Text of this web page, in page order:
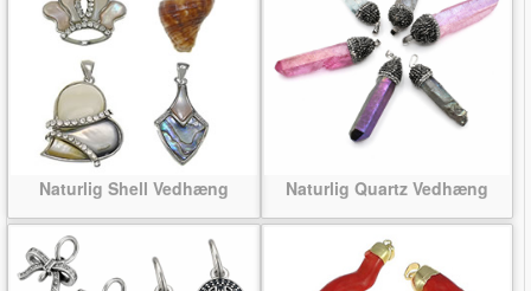
Naturlig Shell Vedhæng Naturlig Quartz Vedhæng